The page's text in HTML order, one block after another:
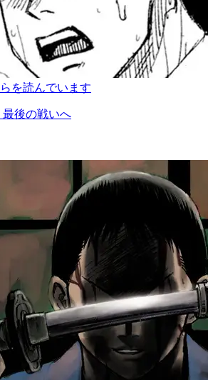
を読んでいます
後の戦いへ